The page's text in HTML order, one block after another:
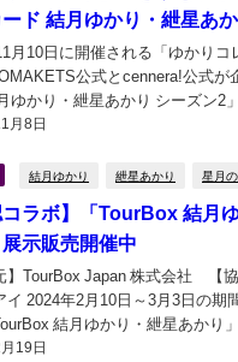
ード 結月ゆかり・紲星あ
月8日
月10日に開催される「ゆかり
公式とcennera!公式が
ゆかり・紲星あかり シーズン2
、クグイヤ合同会社による公認
結月ゆかり 紲星あかり 星月
コラボ】「TourBox 結月
展示販売開催中
19日
】TourBox Japan 株式会社 【
イ 2024年2月10日～3月3日の期
結月ゆかり・紲星あかり
琴葉 茜・葵、伊織弓鶴は株式